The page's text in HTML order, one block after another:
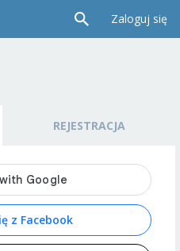
Zaloguj się
REJESTRACJA
z Facebook